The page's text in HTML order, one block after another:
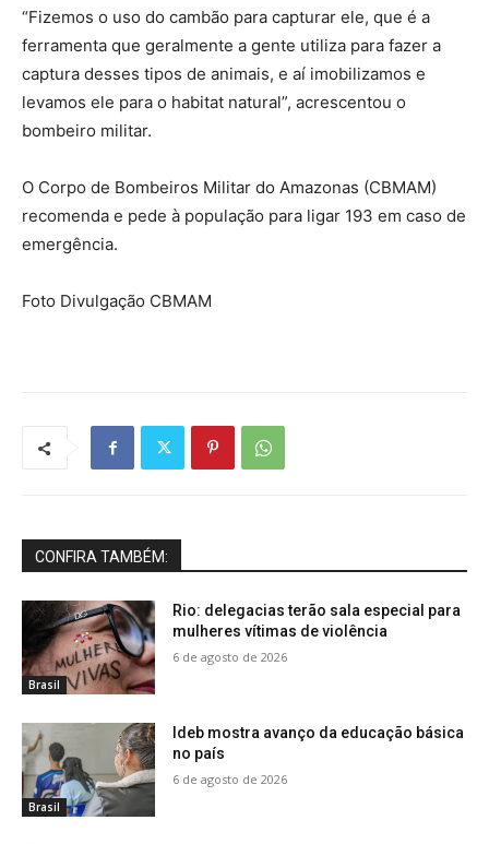
“Fizemos o uso do cambão para capturar ele, que é a
ferramenta que geralmente a gente utiliza para fazer a
captura desses tipos de animais, e aí imobilizamos e
levamos ele para o habitat natural”, acrescentou o
bombeiro militar.
O Corpo de Bombeiros Militar do Amazonas (CBMAM)
recomenda e pede à população para ligar 193 em caso de
emergência.
Foto Divulgação CBMAM
CONFIRA TAMBÉM:
Brasil
Rio: delegacias terão sala especial para
mulheres vítimas de violência
6 de agosto de 2026
Brasil
Ideb mostra avanço da educação básica
no país
6 de agosto de 2026